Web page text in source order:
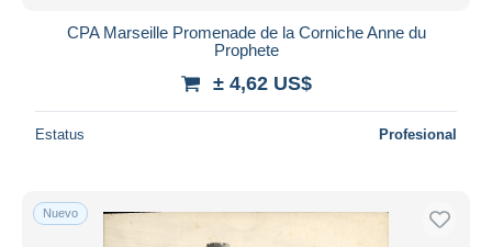
CPA Marseille Promenade de la Corniche Anne du
Prophete
± 4,62 US$
Estatus Profesional
Nuevo